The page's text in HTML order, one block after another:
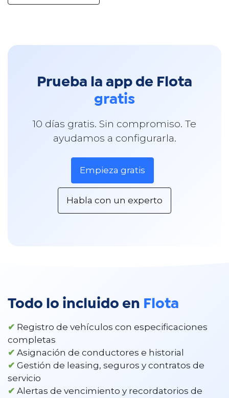
Prueba la app de Flota
gratis
10 días gratis. Sin compromiso. Te
ayudamos a configurarla.
Empieza gratis
Habla con un experto
Todo lo incluido en Flota
✔ Registro de vehículos con especificaciones
completas
✔ Asignación de conductores e historial
✔ Gestión de leasing, seguros y contratos de
servicio
✔ Alertas de vencimiento y recordatorios de